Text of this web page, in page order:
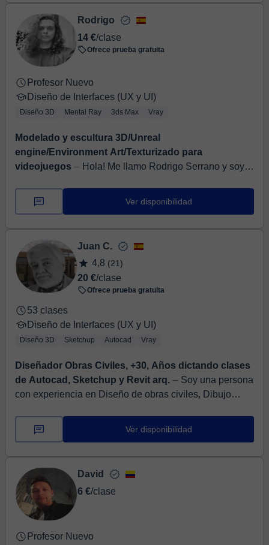
Rodrigo
14 €/clase
Ofrece prueba gratuita
Profesor Nuevo
Diseño de Interfaces (UX y UI)
Diseño 3D Mental Ray 3ds Max Vray
Modelado y escultura 3D/Unreal
engine/Environment Art/Texturizado para
videojuegos ⏤ Hola! Me llamo Rodrigo Serrano y soy
experiencia profesional en la industria del videojuego,
trabaja...
Ver disponibilidad
Juan C.
4,8 (21)
20 €/clase
Ofrece prueba gratuita
53 clases
Diseño de Interfaces (UX y UI)
Diseño 3D Sketchup Autocad Vray
Diseñador Obras Civiles, +30, Años dictando clases
de Autocad, Sketchup y Revit arq. ⏤ Soy una persona
con experiencia en Diseño de obras civiles, Dibujo
arquitectura y con ma...
Ver disponibilidad
David
6 €/clase
Profesor Nuevo